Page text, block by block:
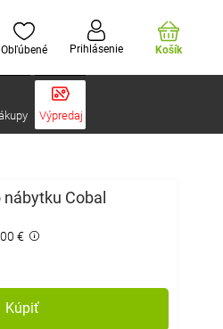
Obľúbené Prihlásenie Košík
Výpredaj
Cobal
€
Kúpiť